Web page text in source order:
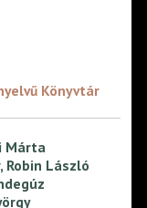
Könyvtár
Márta
Robin László